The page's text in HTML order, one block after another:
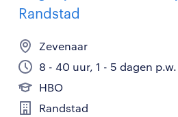
Randstad
Zevenaar
8 - 40 uur, 1 - 5 dagen p.w.
HBO
Randstad